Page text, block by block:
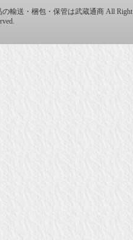
輸送・梱包・保管は武蔵通商 All Right